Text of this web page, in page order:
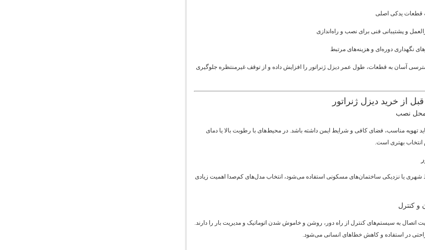
قطعات یدکی اصلی
و پشتیبانی فنی برای نصب و راه‌اندازی
نگهداری دوره‌ای و هزینه‌های مرتبط
آسان به قطعات، طول عمر دیزل ژنراتور را افزایش داده و از توقف غیرمنتظره جلوگیری
از خرید دیزل ژنراتور
نصب
تهویه مناسب، فضای کافی و شرایط ایمن داشته باشد. در محیط‌های با رطوبت بالا یا دمای
انتخاب بهتری است.
شهری یا نزدیکی ساختمان‌های مسکونی استفاده می‌شود، انتخاب مدل‌های کم‌صدا اهمیت زیادی
و کنترل
اتصال به سیستم‌های کنترل از راه دور، روشن و خاموش شدن اتوماتیک و مدیریت بار را دارند.
در استفاده و کاهش خطاهای انسانی می‌شود.